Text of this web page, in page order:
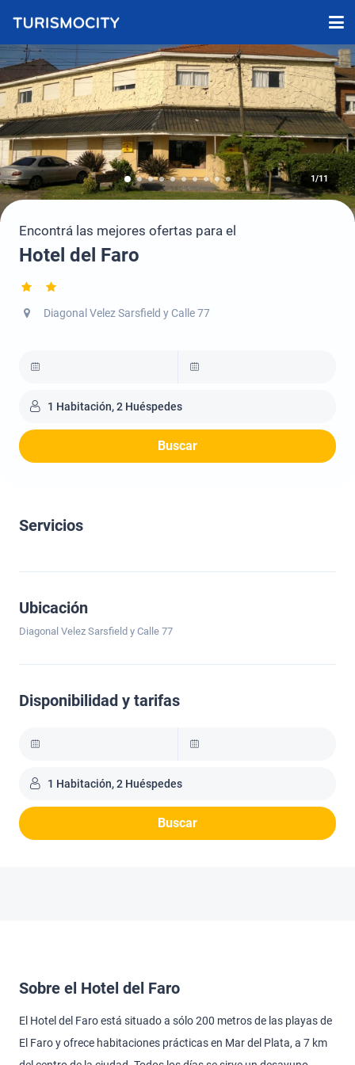
1/11
Encontrá las mejores ofertas para el
Hotel del Faro
Diagonal Velez Sarsfield y Calle 77
1 Habitación, 2 Huéspedes
Buscar
Servicios
Ubicación
Diagonal Velez Sarsfield y Calle 77
Disponibilidad y tarifas
1 Habitación, 2 Huéspedes
Buscar
Sobre el Hotel del Faro
El Hotel del Faro está situado a sólo 200 metros de las playas de
El Faro y ofrece habitaciones prácticas en Mar del Plata, a 7 km